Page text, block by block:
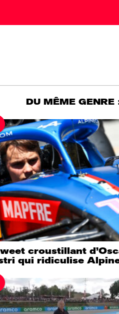
DU MÊME GENRE
croustillant
qui ridiculise